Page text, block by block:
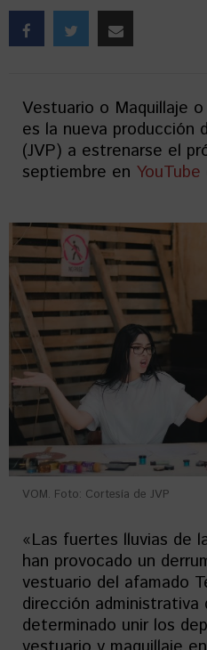
Vestuario o Maquillaje
es la nueva producción
(JVP) a estrenarse el
septiembre en YouTube
VOM. Foto: Cortesía de JVP
«Las fuertes lluvias de
han provocado un
vestuario del afamado
dirección administrativa
determinado unir los